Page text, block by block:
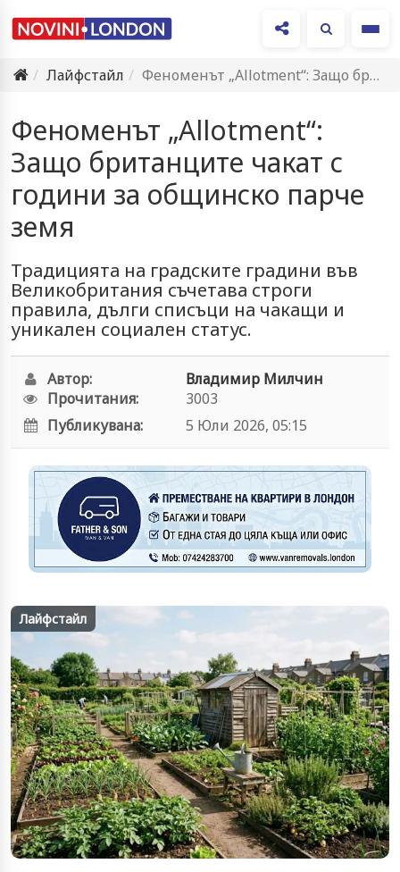
Лайфстайл
Феноменът „Allotment“: Защо британците чакат с години за общинско парче…
Феноменът „Allotment“:
Защо британците чакат с
години за общинско парче
земя
Традицията на градските градини във
Великобритания съчетава строги
правила, дълги списъци на чакащи и
уникален социален статус.
Автор:
Владимир Милчин
Прочитания:
3003
Публикувана:
5 Юли 2026, 05:15
Лайфстайл